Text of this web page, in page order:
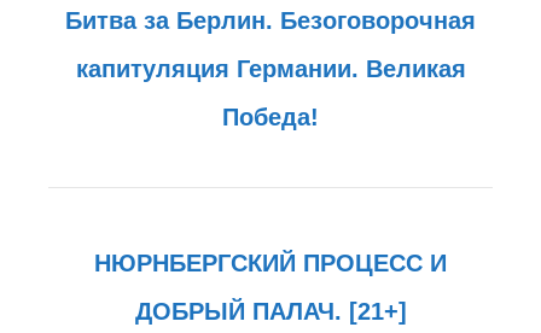
Битва за Берлин. Безоговорочная
капитуляция Германии. Великая
Победа!
НЮРНБЕРГСКИЙ ПРОЦЕСС И
ДОБРЫЙ ПАЛАЧ. [21+]